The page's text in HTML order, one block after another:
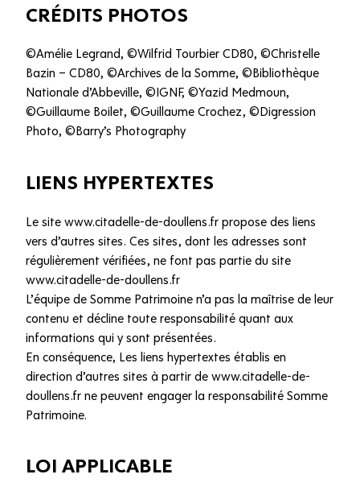
CRÉDITS PHOTOS
©Amélie Legrand, ©Wilfrid Tourbier CD80, ©Christelle
Bazin – CD80, ©Archives de la Somme, ©Bibliothèque
Nationale d’Abbeville, ©IGNF, ©Yazid Medmoun,
©Guillaume Boilet, ©Guillaume Crochez, ©Digression
Photo, ©Barry’s Photography
LIENS HYPERTEXTES
Le site www.citadelle-de-doullens.fr propose des liens
vers d’autres sites. Ces sites, dont les adresses sont
régulièrement vérifiées, ne font pas partie du site
www.citadelle-de-doullens.fr
L’équipe de Somme Patrimoine n’a pas la maîtrise de leur
contenu et décline toute responsabilité quant aux
informations qui y sont présentées.
En conséquence, Les liens hypertextes établis en
direction d’autres sites à partir de www.citadelle-de-
doullens.fr ne peuvent engager la responsabilité Somme
Patrimoine.
LOI APPLICABLE